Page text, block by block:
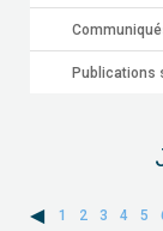
Publications
1 2 3 4 5